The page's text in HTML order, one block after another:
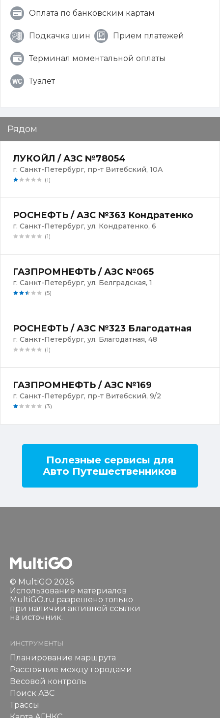
Оплата по банковским картам
Подкачка шин Прием платежей
Терминал моментальной оплаты
Туалет
Рядом
ЛУКОЙЛ / АЗС №78054
г. Санкт-Петербург, пр-т Витебский, 10А
(1)
РОСНЕФТЬ / АЗС №363 Кондратенко
г. Санкт-Петербург, ул. Кондратенко, 6
(1)
ГАЗПРОМНЕФТЬ / АЗС №065
г. Санкт-Петербург, ул. Белградская, 1
(5)
РОСНЕФТЬ / АЗС №323 Благодатная
г. Санкт-Петербург, ул. Благодатная, 48
(1)
ГАЗПРОМНЕФТЬ / АЗС №169
г. Санкт-Петербург, пр-т Витебский, 9/2
(3)
Полезные сервисы для
Авто Путешественников
© MultiGO 2026
Использование материалов
MultiGO.ru разрешено только
при наличии активной ссылки
на источник.
ИНСТРУМЕНТЫ
Планирование маршрута
Расстояние между городами
Весовой контроль
Поиск АЗС
Трассы